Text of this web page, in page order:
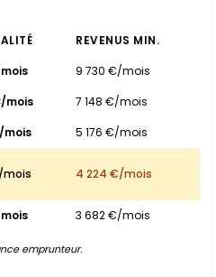
REVENUS MIN.
9 730 €/mois
mois
7 148 €/mois
mois
5 176 €/mois
mois 4 224 €/mois
3 682 €/mois
emprunteur.